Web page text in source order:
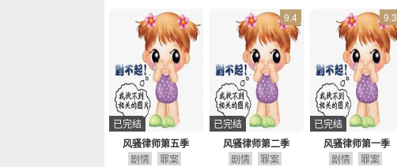
风骚律师第五季
已完结
剧情 罪案
风骚律师第二季
9.4
已完结
剧情 罪案
风骚律师第一季
9.3
已完结
剧情 罪案